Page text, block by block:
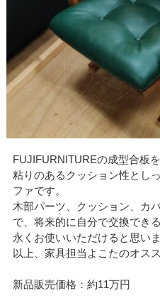
FUJIFURNITUREの成型合板を
粘りのあるクッション性とし
ファです。
木部パーツ、クッション、カ
で、将来的に自分で交換でき
永くお使いいただけると思い
以上、家具担当よこたのオス
新品販売価格：約11万円